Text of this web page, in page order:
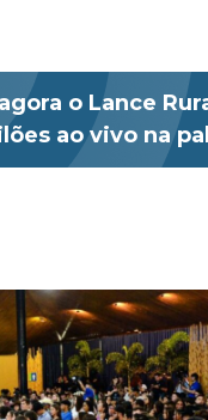
o Lance
ao vivo na